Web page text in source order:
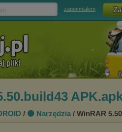
zapomniałem
/ ⚫ Narzędzia / WinRAR